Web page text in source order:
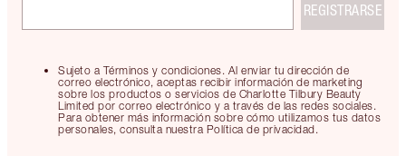
Sujeto a Términos y condiciones. Al enviar tu dirección de
correo electrónico, aceptas recibir información de marketing
sobre los productos o servicios de Charlotte Tilbury Beauty
Limited por correo electrónico y a través de las redes sociales.
Para obtener más información sobre cómo utilizamos tus datos
personales, consulta nuestra Política de privacidad.
REGISTRARSE